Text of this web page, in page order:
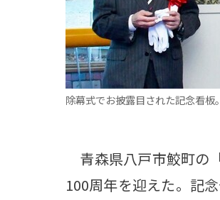
除幕式でお披露目された記念看
青森県八戸市鮫町の
100周年を迎えた。記
まつり・イベント
おみやげ・特産
道の駅・産直
アウトドア・レジャー
ご当地グルメ